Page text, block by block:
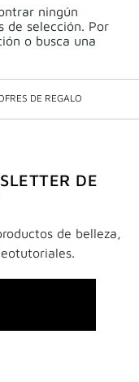
A PARTIR DE 180
ningún
de selección. Por
o busca una
DE REGALO
DE
de belleza,